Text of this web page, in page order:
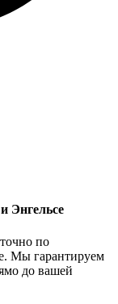
Энгельсе
по
Мы гарантируем
до вашей